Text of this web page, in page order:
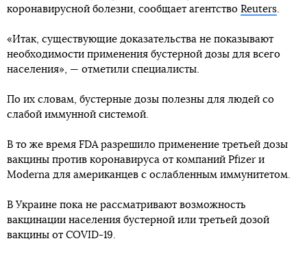
коронавирусной болезни, сообщает агентство Reuters.
«Итак, существующие доказательства не показывают
необходимости применения бустерной дозы для всего
населения», — отметили специалисты.
По их словам, бустерные дозы полезны для людей со
слабой иммунной системой.
В то же время FDA разрешило применение третьей дозы
вакцины против коронавируса от компаний Pfizer и
Moderna для американцев с ослабленным иммунитетом.
В Украине пока не рассматривают возможность
вакцинации населения бустерной или третьей дозой
вакцины от COVID-19.